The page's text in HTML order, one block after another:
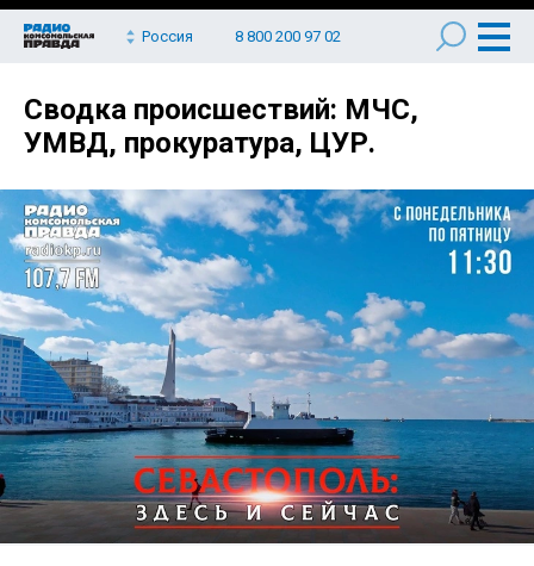
Россия 8 800 200 97 02
Сводка происшествий: МЧС,
УМВД, прокуратура, ЦУР.